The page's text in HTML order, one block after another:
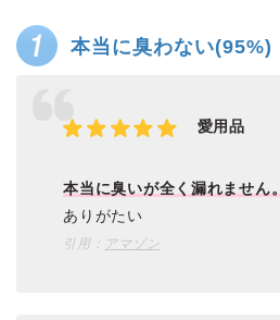
本当に臭わない(95%)
愛用品
本当に臭いが全く漏れません。
ありがたい
引用： アマゾン